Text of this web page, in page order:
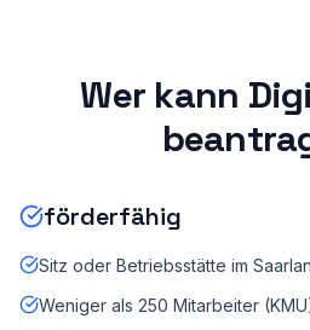
Wer kann
förderfähig
Sitz oder Betriebsstätte im
Weniger als 250 Mitarbeiter